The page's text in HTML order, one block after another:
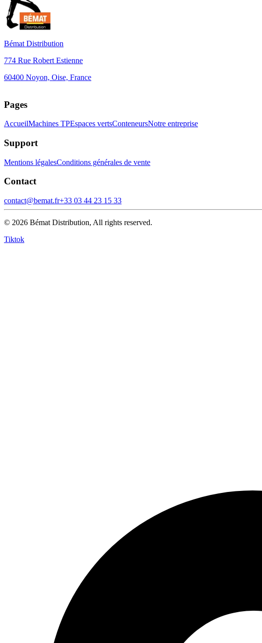
Bémat Distribution
774 Rue Robert Estienne
60400 Noyon, Oise, France
+
Pages
AccueilMachines TPEspaces vertsConteneursNotre entreprise
Support
Mentions légalesConditions générales de vente
Contact
contact@bemat.fr+33 03 44 23 15 33
© 2026 Bémat Distribution, All rights reserved.
Tiktok